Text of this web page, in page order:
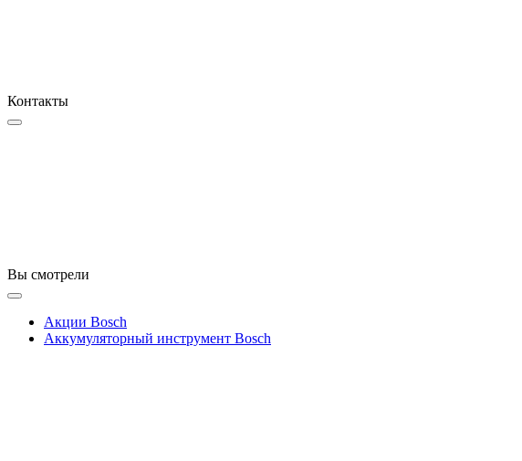
Контакты
Вы смотрели
Акции Bosch
Аккумуляторный инструмент Bosch